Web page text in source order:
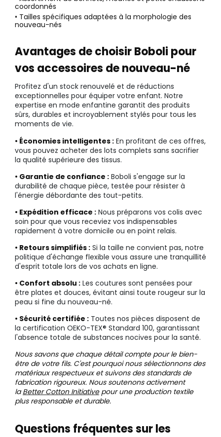
coordonnés
• Tailles spécifiques adaptées à la morphologie des
nouveau-nés
Avantages de choisir Boboli pour
vos accessoires de nouveau-né
Profitez d'un stock renouvelé et de réductions
exceptionnelles pour équiper votre enfant. Notre
expertise en mode enfantine garantit des produits
sûrs, durables et incroyablement stylés pour tous les
moments de vie.
• Économies intelligentes : En profitant de ces offres,
vous pouvez acheter des lots complets sans sacrifier
la qualité supérieure des tissus.
• Garantie de confiance : Boboli s'engage sur la
durabilité de chaque pièce, testée pour résister à
l'énergie débordante des tout-petits.
• Expédition efficace : Nous préparons vos colis avec
soin pour que vous receviez vos indispensables
rapidement à votre domicile ou en point relais.
• Retours simplifiés : Si la taille ne convient pas, notre
politique d'échange flexible vous assure une tranquillité
d'esprit totale lors de vos achats en ligne.
• Confort absolu : Les coutures sont pensées pour
être plates et douces, évitant ainsi toute rougeur sur la
peau si fine du nouveau-né.
• Sécurité certifiée : Toutes nos pièces disposent de
la certification OEKO-TEX® Standard 100, garantissant
l'absence totale de substances nocives pour la santé.
Nous savons que chaque détail compte pour le bien-
être de votre fils. C'est pourquoi nous sélectionnons des
matériaux respectueux et suivons des standards de
fabrication rigoureux. Nous soutenons activement
laBetter Cotton Initiativepour une production textile
plus responsable et durable.
Questions fréquentes sur les